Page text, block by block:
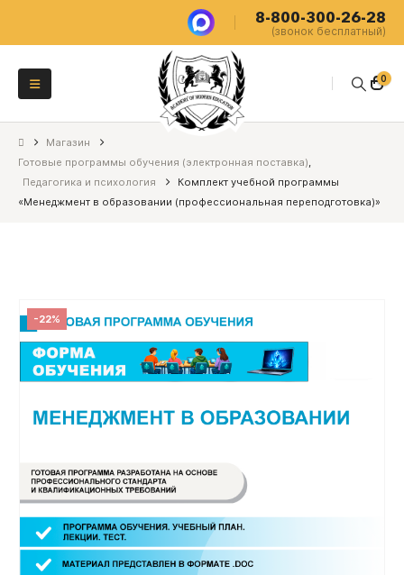
8-800-300-26-28
(звонок бесплатный)
0
Магазин
Готовые программы обучения (электронная поставка),
Педагогика и психология
Комплект учебной программы
«Менеджмент в образовании (профессиональная переподготовка)»
-22%